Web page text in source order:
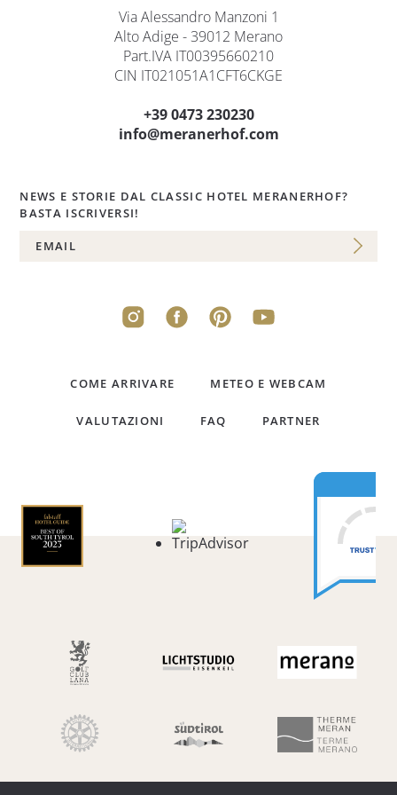
Via Alessandro Manzoni 1
Alto Adige - 39012 Merano
Part.IVA IT00395660210
CIN IT021051A1CFT6CKGE
+39 0473 230230
info@meranerhof.com
NEWS E STORIE DAL CLASSIC HOTEL MERANERHOF?
BASTA ISCRIVERSI!
COME ARRIVARE METEO E WEBCAM
VALUTAZIONI FAQ PARTNER